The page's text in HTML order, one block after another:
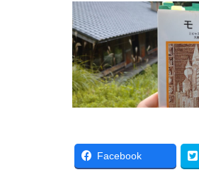
Facebook